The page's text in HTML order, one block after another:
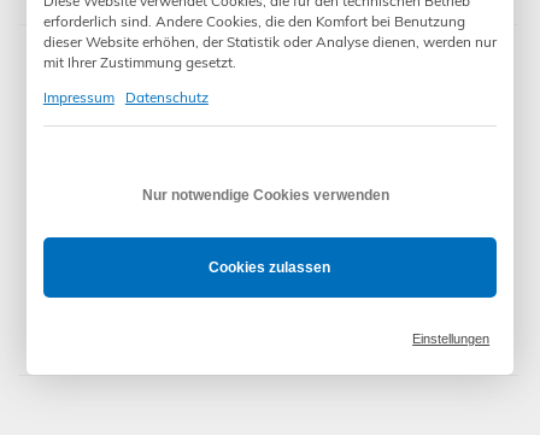
14,90 €*
erforderlich sind. Andere Cookies, die den Komfort bei Benutzung
dieser Website erhöhen, der Statistik oder Analyse dienen, werden nur
mit Ihrer Zustimmung gesetzt.
Impressum
Datenschutz
Nur notwendige Cookies verwenden
Cookies zulassen
Einstellungen